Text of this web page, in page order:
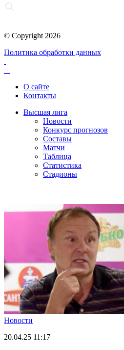
© Copyright 2026
Политика обработки данных
О сайте
Контакты
Высшая лига
Новости
Конкурс прогнозов
Составы
Матчи
Таблица
Статистика
Стадионы
Новости
20.04.25 11:17